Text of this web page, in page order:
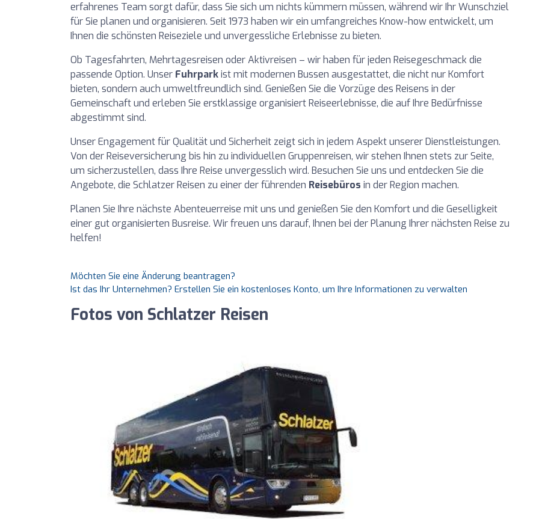
erfahrenes Team sorgt dafür, dass Sie sich um nichts kümmern müssen, während wir Ihr Wunschziel
für Sie planen und organisieren. Seit 1973 haben wir ein umfangreiches Know-how entwickelt, um
Ihnen die schönsten Reiseziele und unvergessliche Erlebnisse zu bieten.
Ob Tagesfahrten, Mehrtagesreisen oder Aktivreisen – wir haben für jeden Reisegeschmack die
passende Option. Unser Fuhrparkist mit modernen Bussen ausgestattet, die nicht nur Komfort
bieten, sondern auch umweltfreundlich sind. Genießen Sie die Vorzüge des Reisens in der
Gemeinschaft und erleben Sie erstklassige organisiert Reiseerlebnisse, die auf Ihre Bedürfnisse
abgestimmt sind.
Unser Engagement für Qualität und Sicherheit zeigt sich in jedem Aspekt unserer Dienstleistungen.
Von der Reiseversicherung bis hin zu individuellen Gruppenreisen, wir stehen Ihnen stets zur Seite,
um sicherzustellen, dass Ihre Reise unvergesslich wird. Besuchen Sie uns und entdecken Sie die
Angebote, die Schlatzer Reisen zu einer der führenden Reisebüros in der Region machen.
Planen Sie Ihre nächste Abenteuerreise mit uns und genießen Sie den Komfort und die Geselligkeit
einer gut organisierten Busreise. Wir freuen uns darauf, Ihnen bei der Planung Ihrer nächsten Reise zu
helfen!
Möchten Sie eine Änderung beantragen?
Ist das Ihr Unternehmen? Erstellen Sie ein kostenloses Konto, um Ihre Informationen zu verwalten
Fotos von Schlatzer Reisen